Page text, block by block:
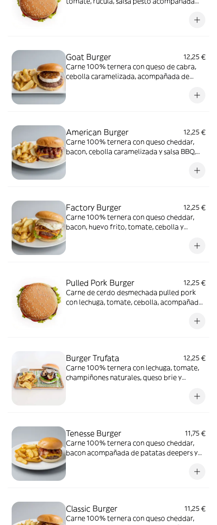
Goat Burger
12,25 €
Carne 100% ternera con queso de cabra,
cebolla caramelizada, acompañada de
American Burger
12,25 €
Carne 100% ternera con queso cheddar,
bacon, cebolla caramelizada y salsa BBQ,
Factory Burger
12,25 €
Carne 100% ternera con queso cheddar,
bacon, huevo frito, tomate, cebolla y
Pulled Pork Burger
12,25 €
Carne de cerdo desmechada pulled pork
con lechuga, tomate, cebolla, acompañada
Burger Trufata
12,25 €
Carne 100% ternera con lechuga, tomate,
champiñones naturales, queso brie y
Tenesse Burger
11,75 €
Carne 100% ternera con queso cheddar,
bacon acompañada de patatas deepers y
Classic Burger
11,25 €
Carne 100% ternera con queso cheddar,